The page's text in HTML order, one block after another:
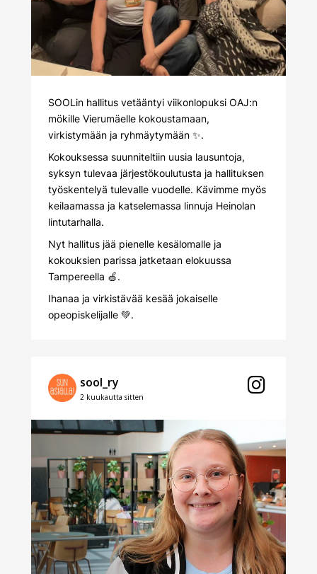
SOOLin hallitus vetääntyi viikonlopuksi OAJ:n
mökille Vierumäelle kokoustamaan,
virkistymään ja ryhmäytymään ✨.
Kokouksessa suunniteltiin uusia lausuntoja,
syksyn tulevaa järjestökoulutusta ja hallituksen
työskentelyä tulevalle vuodelle. Kävimme myös
keilaamassa ja katselemassa linnuja Heinolan
lintutarhalla.
Nyt hallitus jää pienelle kesälomalle ja
kokouksien parissa jatketaan elokuussa
Tampereella 🍏.
Ihanaa ja virkistävää kesää jokaiselle
opeopiskelijalle 💚.
sool_ry
2 kuukautta sitten